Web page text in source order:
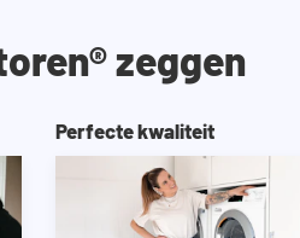
zeggen
Perfecte kwaliteit